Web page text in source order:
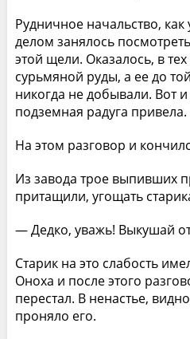
Рудничное начальство,
делом занялось
этой щели. Оказалось, в
сурьмяной руды, а ее до
никогда не добывали. Вот
подземная радуга привела.
На этом разговор и
Из завода трое выпивших
притащили, угощать
— Дедко, уважь! Выкушай
Старик на это слабость
Оноха и после этого
перестал. В ненастье,
проняло его.